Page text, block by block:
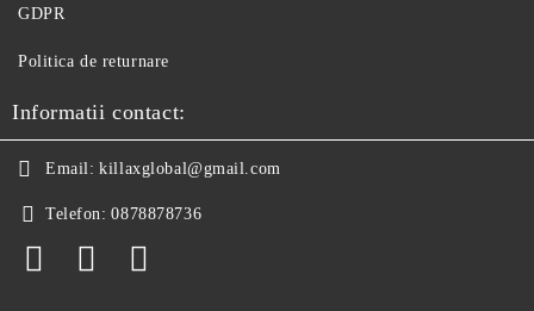
GDPR
Politica de returnare
Informatii contact:
Email: killaxglobal@gmail.com
Telefon: 0878878736